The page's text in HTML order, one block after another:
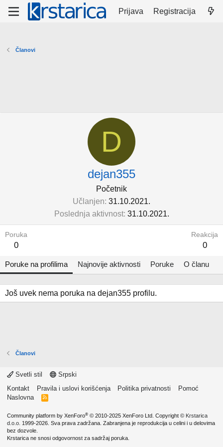
Prijava Registracija
Članovi
D
dejan355
Početnik
Učlanjen 31.10.2021.
Poslednja aktivnost 31.10.2021.
Poruka
0
Reakcija
0
Poruke na profilima Najnovije aktivnosti Poruke O članu
Još uvek nema poruka na dejan355 profilu.
Članovi
Svetli stil
Srpski
Kontakt
Pravila i uslovi korišćenja Politika privatnosti
Pomoć
Naslovna
R
Community platform by XenForo® © 2010-2025 XenForo Ltd. Copyright © Krstarica
d.o.o. 1999-2026. Sva prava zadržana. Zabranjena je reprodukcija u celini i u delovima
bez dozvole.
Krstarica ne snosi odgovornost za sadržaj poruka.